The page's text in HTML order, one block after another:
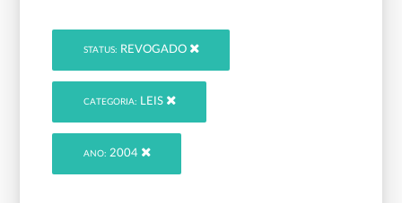
STATUS: REVOGADO
CATEGORIA: LEIS
ANO: 2004